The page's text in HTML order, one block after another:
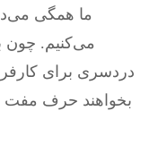
ما همگی
می‌کنیم. چون
دردسری برای
بخواهند حرف مفت